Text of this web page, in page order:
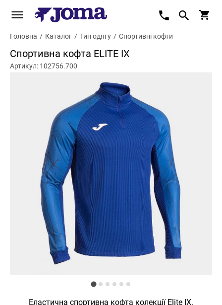
Головна / Каталог / Тип одягу / Спортивні кофти
Спортивна кофта ELITE IX
Артикул: 102756.700
Еластична cпортивна кофта колекції Elite IX.